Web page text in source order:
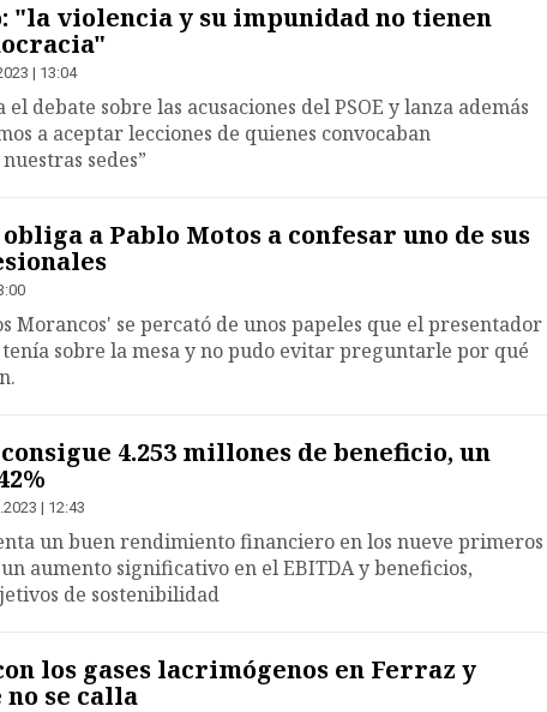
"la violencia y su impunidad no tienen
| 13:04
debate sobre las acusaciones del PSOE y lanza además
a aceptar lecciones de quienes convocaban
sedes”
a Pablo Motos a confesar uno de sus
Morancos' se percató de unos papeles que el presentador
sobre la mesa y no pudo evitar preguntarle por qué
4.253 millones de beneficio, un
| 12:43
un buen rendimiento financiero en los nueve primeros
un aumento significativo en el EBITDA y beneficios,
de sostenibilidad
los gases lacrimógenos en Ferraz y
se calla